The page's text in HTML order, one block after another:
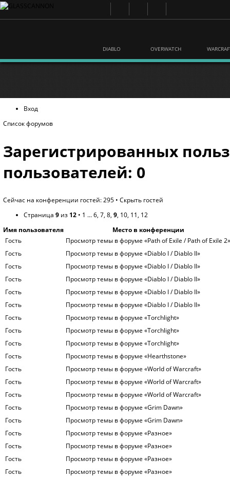
DIABLO OVERWATCH
Вход
Список форумов
Зарегистрированных
пользователей: 0
Сейчас на конференции гостей: 295 • Скрыть гостей
Страница 9 из 12 • 1 ...6, 7, 8, 9, 10, 11, 12
Имя пользователя
Место в конференции
Гость
Просмотр темы в форуме «Path of Exile / Path of Exile 2»
Гость
Просмотр темы в форуме «Diablo I / Diablo II»
Гость
Просмотр темы в форуме «Diablo I / Diablo II»
Гость
Просмотр темы в форуме «Diablo I / Diablo II»
Гость
Просмотр темы в форуме «Diablo I / Diablo II»
Гость
Просмотр темы в форуме «Diablo I / Diablo II»
Гость
Просмотр темы в форуме «Torchlight»
Гость
Просмотр темы в форуме «Torchlight»
Гость
Просмотр темы в форуме «Torchlight»
Гость
Просмотр темы в форуме «Hearthstone»
Гость
Просмотр темы в форуме «World of Warcraft»
Гость
Просмотр темы в форуме «World of Warcraft»
Гость
Просмотр темы в форуме «World of Warcraft»
Гость
Просмотр темы в форуме «Grim Dawn»
Гость
Просмотр темы в форуме «Grim Dawn»
Гость
Просмотр темы в форуме «Разное»
Гость
Просмотр темы в форуме «Разное»
Гость
Просмотр темы в форуме «Разное»
Гость
Просмотр темы в форуме «Разное»